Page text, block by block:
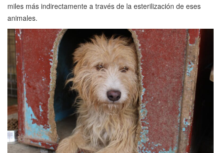
miles más indirectamente a través de la esterilización de eses
animales.